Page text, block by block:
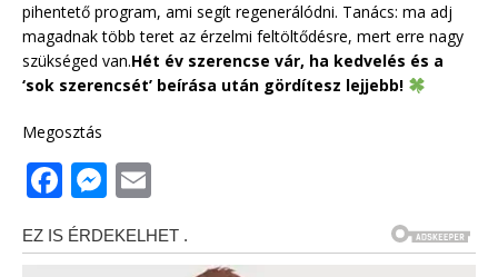
pihentető program, ami segít regenerálódni. Tanács: ma adj
magadnak több teret az érzelmi feltöltődésre, mert erre nagy
szükséged van.Hét év szerencse vár, ha kedvelés és a
‘sok szerencsét’ beírása után gördítesz lejjebb!
Megosztás
F
a
c
M
ssai